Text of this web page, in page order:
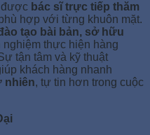
được bác sĩ trực tiếp thăm
hợp với từng khuôn mặt.
tạo bài bản, sở hữu
nghiệm thực hiện hàng
tận tâm và kỹ thuật
khách hàng nhanh
nhiên, tự tin hơn trong cuộc